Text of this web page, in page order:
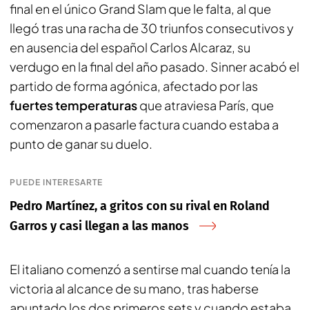
final en el único Grand Slam que le falta, al que
llegó tras una racha de 30 triunfos consecutivos y
en ausencia del español Carlos Alcaraz, su
verdugo en la final del año pasado. Sinner acabó el
partido de forma agónica, afectado por las
fuertes temperaturasque atraviesa París, que
comenzaron a pasarle factura cuando estaba a
punto de ganar su duelo.
PUEDE INTERESARTE
Pedro Martínez, a gritos con su rival en Roland
Garros y casi llegan a las manos
El italiano comenzó a sentirse mal cuando tenía la
victoria al alcance de su mano, tras haberse